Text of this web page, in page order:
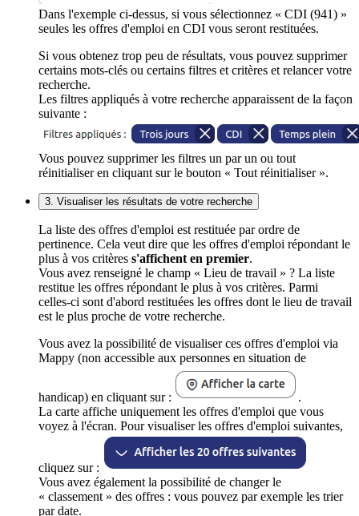
Dans l'exemple ci-dessus, si vous sélectionnez « CDI (941) »
seules les offres d'emploi en CDI vous seront restituées.
Si vous obtenez trop peu de résultats, vous pouvez supprimer
certains mots-clés ou certains filtres et critères et relancer votre
recherche.
Les filtres appliqués à votre recherche apparaissent de la façon
suivante :
Vous pouvez supprimer les filtres un par un ou tout
réinitialiser en cliquant sur le bouton « Tout réinitialiser ».
3. Visualiser les résultats de votre recherche
La liste des offres d'emploi est restituée par ordre de
pertinence. Cela veut dire que les offres d'emploi répondant le
plus à vos critères s'affichent en premier.
Vous avez renseigné le champ « Lieu de travail » ? La liste
restitue les offres répondant le plus à vos critères. Parmi
celles-ci sont d'abord restituées les offres dont le lieu de travail
est le plus proche de votre recherche.
Vous avez la possibilité de visualiser ces offres d'emploi via
Mappy (non accessible aux personnes en situation de
handicap) en cliquant sur :
.
La carte affiche uniquement les offres d'emploi que vous
voyez à l'écran. Pour visualiser les offres d'emploi suivantes,
cliquez sur :
Vous avez également la possibilité de changer le
« classement » des offres : vous pouvez par exemple les trier
par date.